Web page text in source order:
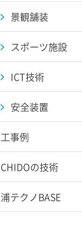
景観舗装
スポーツ施設
ICT技術
安全装置
事例
の技術
テクノBASE